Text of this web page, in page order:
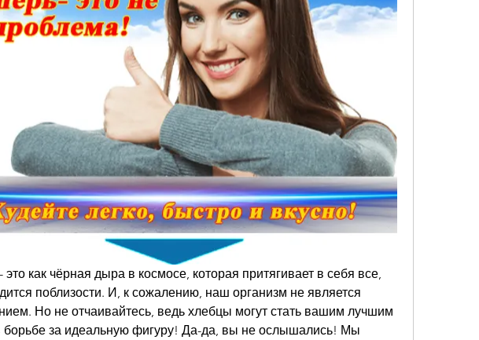
как чёрная дыра в космосе, которая притягивает в себя все,
поблизости. И, к сожалению, наш организм не является
Но не отчаивайтесь, ведь хлебцы могут стать вашим лучшим
борьбе за идеальную фигуру! Да-да, вы не ослышались! Мы